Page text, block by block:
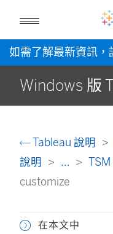
如需了解最新資訊，
Windows 版
Tableau 說明
說明
...
customize
在本文中